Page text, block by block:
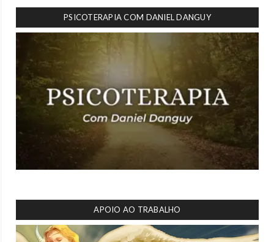
PSICOTERAPIA COM DANIEL DANGUY
APOIO AO TRABALHO